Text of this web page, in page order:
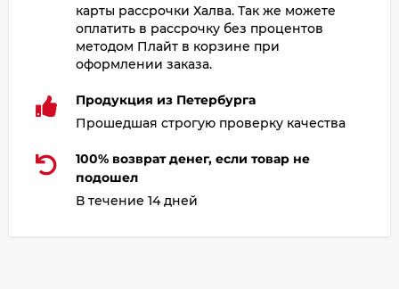
карты рассрочки Халва. Так же можете
оплатить в рассрочку без процентов
методом Плайт в корзине при
оформлении заказа.
Продукция из Петербурга
Прошедшая строгую проверку качества
100% возврат денег, если товар не
подошел
В течение 14 дней